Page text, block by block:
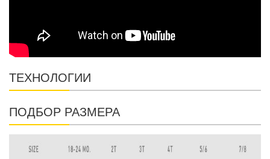
ТЕХНОЛОГИИ
ПОДБОР РАЗМЕРА